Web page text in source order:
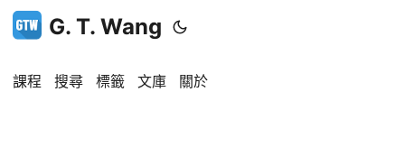
G. T. Wang
課程 搜尋 標籤 文庫 關於